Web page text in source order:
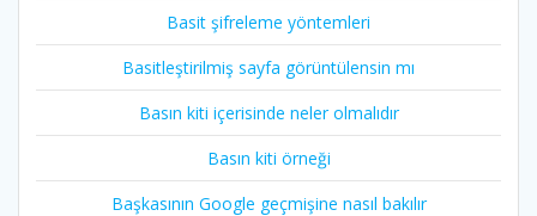
Basit şifreleme yöntemleri
Basitleştirilmiş sayfa görüntülensin mı
Basın kiti içerisinde neler olmalıdır
Basın kiti örneği
Başkasının Google geçmişine nasıl bakılır